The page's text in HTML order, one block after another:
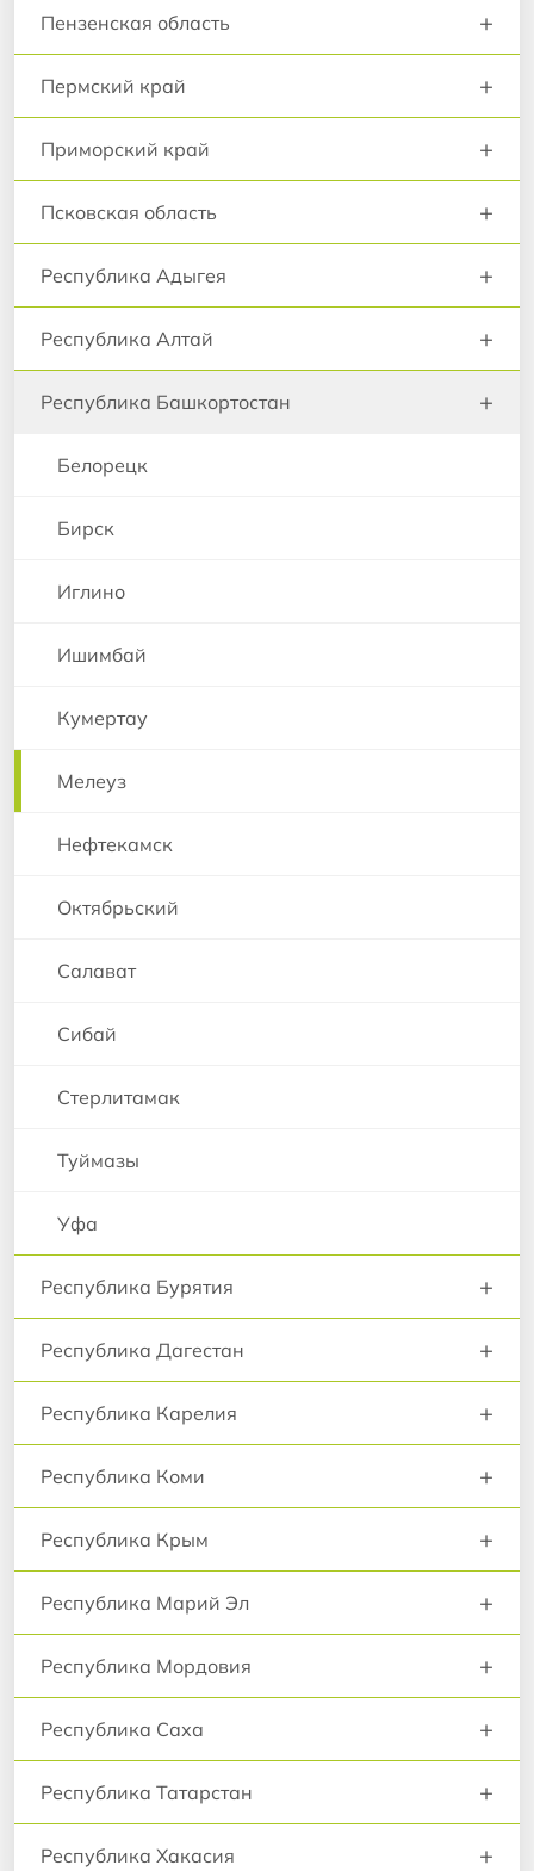
Пензенская область +
Пермский край +
Приморский край +
Псковская область +
Республика Адыгея +
Республика Алтай +
Республика Башкортостан +
Белорецк
Бирск
Иглино
Ишимбай
Кумертау
Мелеуз
Нефтекамск
Октябрьский
Салават
Сибай
Стерлитамак
Туймазы
Уфа
Республика Бурятия +
Республика Дагестан +
Республика Карелия +
Республика Коми +
Республика Крым +
Республика Марий Эл +
Республика Мордовия +
Республика Саха +
Республика Татарстан +
Республика Хакасия +